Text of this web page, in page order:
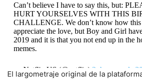
Can’t believe I have to say this, but:
HURT YOURSELVES WITH THIS
CHALLENGE. We don’t know how this
appreciate the love, but Boy and Girl
2019 and it is that you not end up in the
memes.
— Netflix US (@netflix)2 de enero de
El largometraje original de la